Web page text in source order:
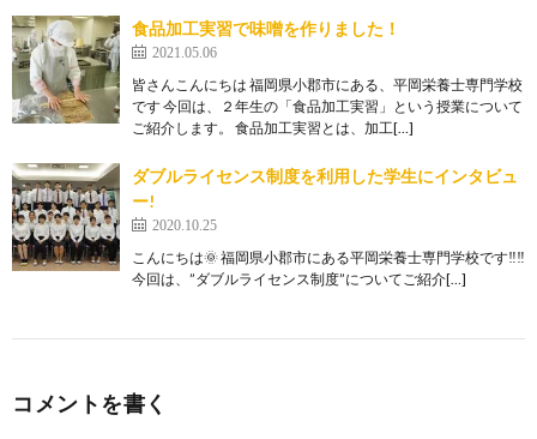
食品加工実習で味噌を作りました！
2021.05.06
皆さんこんにちは 福岡県小郡市にある、平岡栄養士専門学校
です 今回は、２年生の「食品加工実習」という授業について
ご紹介します。 食品加工実習とは、加工[…]
ダブルライセンス制度を利用した学生にインタビュ
ー!
2020.10.25
こんにちは🌞 福岡県小郡市にある平岡栄養士専門学校です‼‼
今回は、”ダブルライセンス制度”についてご紹介[…]
コメントを書く